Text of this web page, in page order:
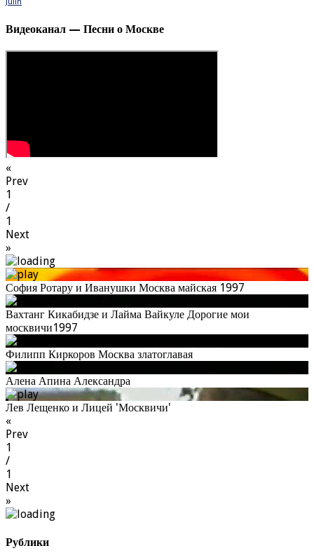
Julin
Видеоканал — Песни о Москве
«
Prev
1
/
1
Next
»
София Ротару и Иванушки Москва майская 1997
Вахтанг Кикабидзе и Лайма Вайкуле Дорогие мои
москвичи1997
Филипп Киркоров Москва златоглавая
Алена Апина Александра
Лев Лещенко и Лицей 'Москвичи'
«
Prev
1
/
1
Next
»
Рублики